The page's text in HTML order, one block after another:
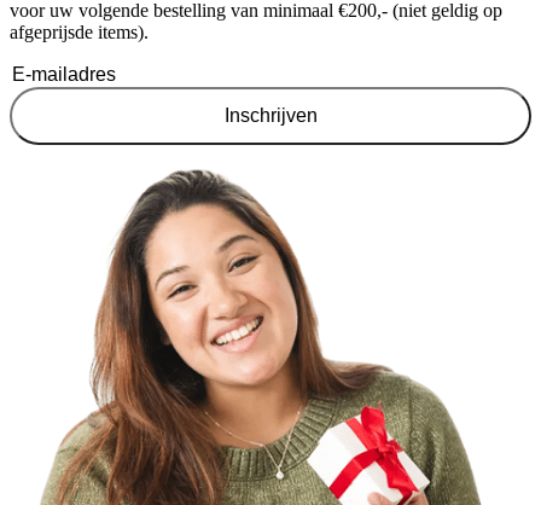
voor uw volgende bestelling van minimaal €200,- (niet geldig op
afgeprijsde items).
Inschrijven